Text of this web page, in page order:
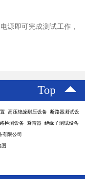
源即可完成测试工作，
Top
高压绝缘耐压设备 断路器测试设
检测设备 避雷器 绝缘子测试设备
有限公司
图